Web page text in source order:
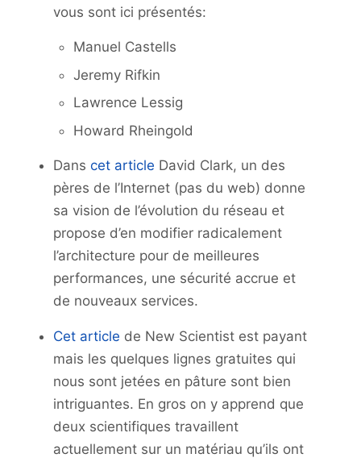
vous sont ici présentés:
Manuel Castells
Jeremy Rifkin
Lawrence Lessig
Howard Rheingold
Dans cet article David Clark, un des
pères de l’Internet (pas du web) donne
sa vision de l’évolution du réseau et
propose d’en modifier radicalement
l’architecture pour de meilleures
performances, une sécurité accrue et
de nouveaux services.
Cet article de New Scientist est payant
mais les quelques lignes gratuites qui
nous sont jetées en pâture sont bien
intriguantes. En gros on y apprend que
deux scientifiques travaillent
actuellement sur un matériau qu’ils ont